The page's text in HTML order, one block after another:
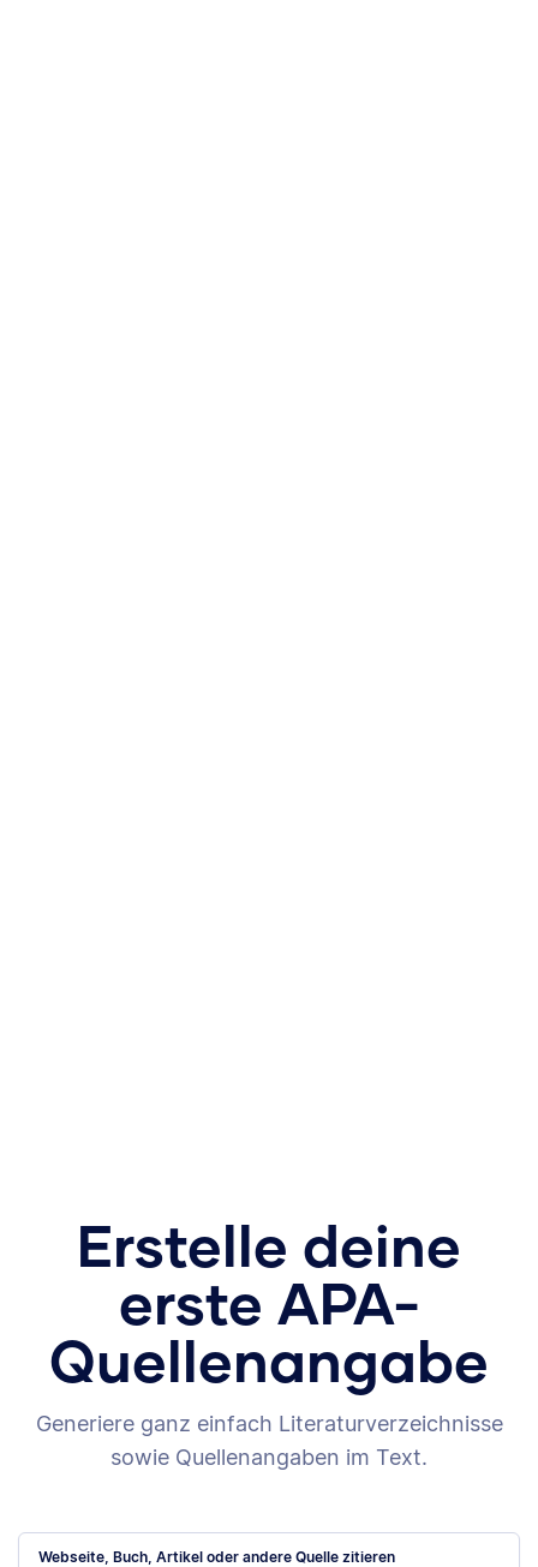
Erstelle deine
erste APA-
Quellenangabe
Generiere ganz einfach Literaturverzeichnisse
sowie Quellenangaben im Text.
Webseite, Buch, Artikel oder andere Quelle zitieren